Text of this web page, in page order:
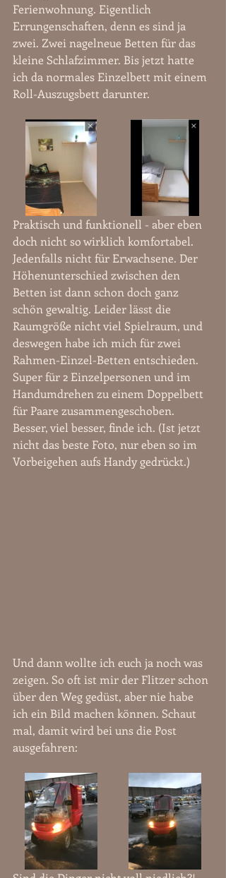
Ferienwohnung. Eigentlich
Errungenschaften, denn es sind ja
zwei. Zwei nagelneue Betten für das
kleine Schlafzimmer. Bis jetzt hatte
ich da normales Einzelbett mit einem
Roll-Auszugsbett darunter.
Praktisch und funktionell - aber eben
doch nicht so wirklich komfortabel.
Jedenfalls nicht für Erwachsene. Der
Höhenunterschied zwischen den
Betten ist dann schon doch ganz
schön gewaltig. Leider lässt die
Raumgröße nicht viel Spielraum, und
deswegen habe ich mich für zwei
Rahmen-Einzel-Betten entschieden.
Super für 2 Einzelpersonen und im
Handumdrehen zu einem Doppelbett
für Paare zusammengeschoben.
Besser, viel besser, finde ich. (Ist jetzt
nicht das beste Foto, nur eben so im
Vorbeigehen aufs Handy gedrückt.)
Und dann wollte ich euch ja noch was
zeigen. So oft ist mir der Flitzer schon
über den Weg gedüst, aber nie habe
ich ein Bild machen können. Schaut
mal, damit wird bei uns die Post
ausgefahren: